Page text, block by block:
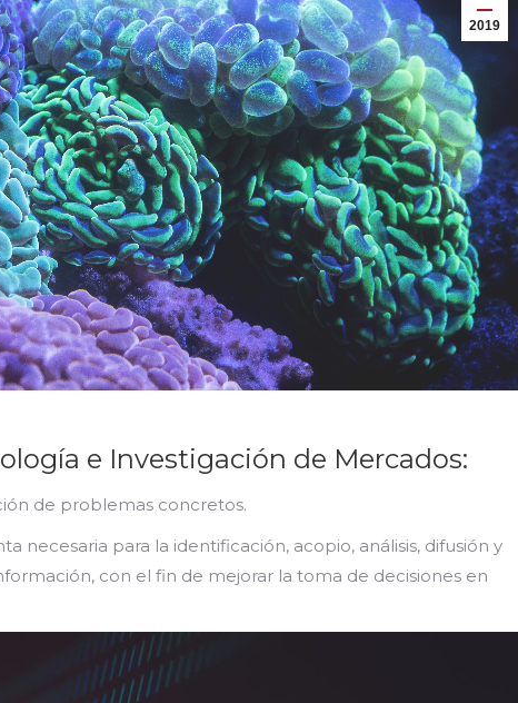
2019
e Investigación de Mercados:
de problemas concretos.
necesaria para la identificación, acopio, análisis, difusión y
​con el fin de mejorar la toma de decisiones en